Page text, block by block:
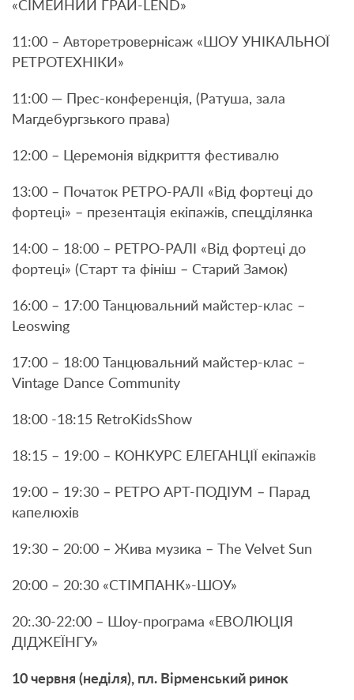
«СІМЕЙНИЙ ГРАЙ-LEND»
11:00 – Авторетровернісаж «ШОУ УНІКАЛЬНОЇ
РЕТРОТЕХНІКИ»
11:00 — Прес-конференція, (Ратуша, зала
Магдебургзького права)
12:00 – Церемонія відкриття фестивалю
13:00 – Початок РЕТРО-РАЛІ «Від фортеці до
фортеці» – презентація екіпажів, спецділянка
14:00 – 18:00 – РЕТРО-РАЛІ «Від фортеці до
фортеці» (Старт та фініш – Старий Замок)
16:00 – 17:00 Танцювальний майстер-клас –
Leoswing
17:00 – 18:00 Танцювальний майстер-клас –
Vintage Dance Community
18:00 -18:15 RetroKidsShow
18:15 – 19:00 – КОНКУРС ЕЛЕГАНЦІЇ екіпажів
19:00 – 19:30 – РЕТРО АРТ-ПОДІУМ – Парад
капелюхів
19:30 – 20:00 – Жива музика – The Velvet Sun
20:00 – 20:30 «СТІМПАНК»-ШОУ»
20:.30-22:00 – Шоу-програма «ЕВОЛЮЦІЯ
ДІДЖЕЇНГУ»
10 червня (неділя), пл. Вірменський ринок